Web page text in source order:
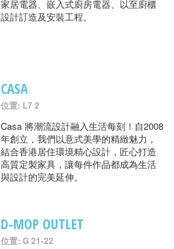
家居電器、嵌入式廚房電器、以至廚櫃
設計訂造及安裝工程。
CASA
位置: L7 2
Casa 將潮流設計融入生活每刻！自2008
年創立，我們以意式美學的精緻魅力，
結合香港居住環境精心設計，匠心打造
高質定製家具，讓每件作品都成為生活
與設計的完美延伸。
D-MOP OUTLET
位置: G 21-22